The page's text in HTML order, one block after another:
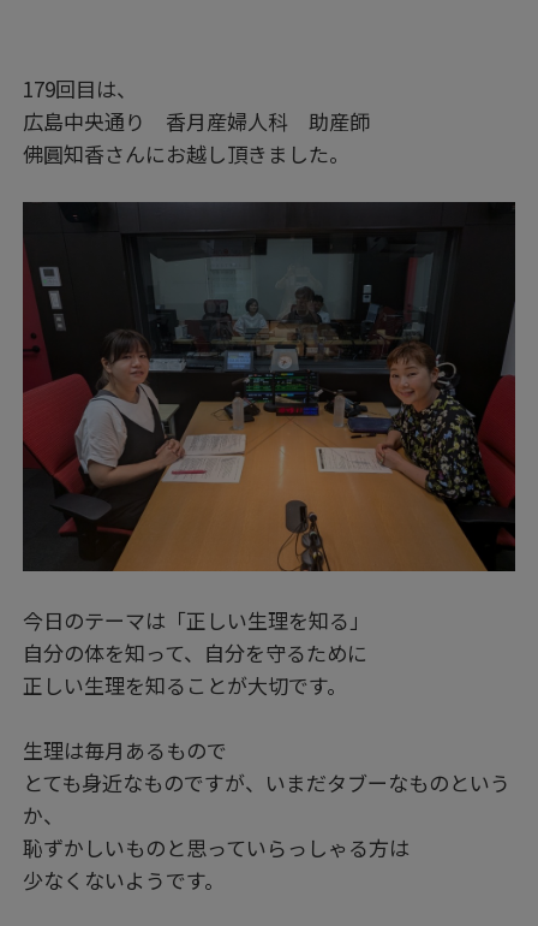
179回目は、
広島中央通り 香月産婦人科 助産師
佛圓知香さんにお越し頂きました。
今日のテーマは「正しい生理を知る」
自分の体を知って、自分を守るために
正しい生理を知ることが大切です。
生理は毎月あるもので
とても身近なものですが、いまだタブーなものという
か、
恥ずかしいものと思っていらっしゃる方は
少なくないようです。